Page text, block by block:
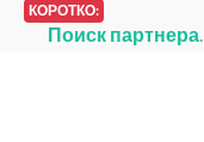
КОРОТКО:
Поиск партнера